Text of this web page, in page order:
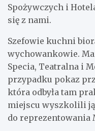
Spożywczych i
się z nami.
Szefowie kuchni
wychowankowie.
Specia, Teatralna i
przypadku pokaz
która odbyła tam
miejscu wyszkolili
do reprezentowania